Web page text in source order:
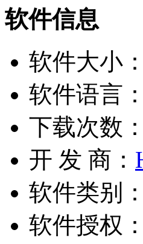
软件信息
软件大小
软件语言
下载次数：
开 发 商：
软件类别
软件授权：